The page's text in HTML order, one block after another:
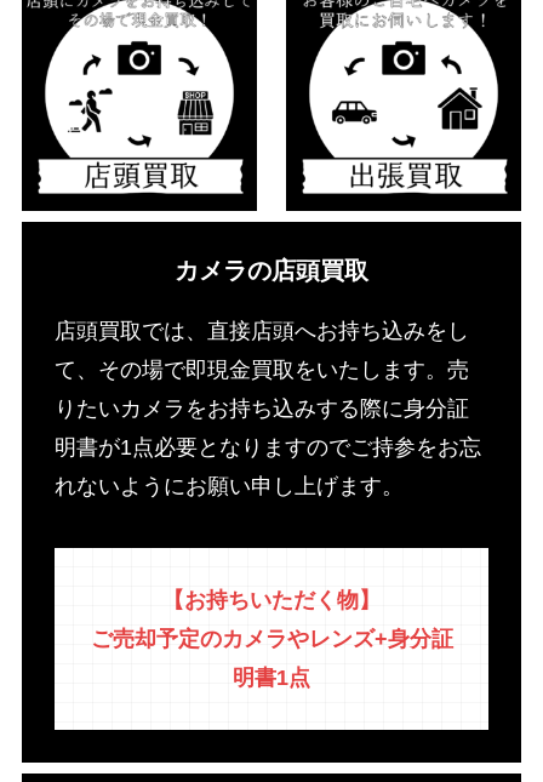
カメラの店頭買取
店頭買取では、直接店頭へお持ち込みをし
て、その場で即現金買取をいたします。売
りたいカメラをお持ち込みする際に身分証
明書が1点必要となりますのでご持参をお忘
れないようにお願い申し上げます。
【お持ちいただく物】
ご売却予定のカメラやレンズ+身分証
明書1点